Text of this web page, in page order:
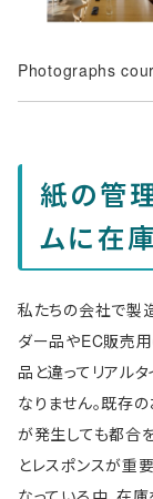
Photographs
紙の管
ムに在
私たちの会社で製
ダー品やEC販売
品と違ってリアル
なりません。既存
が発生しても都合
とレスポンスが重